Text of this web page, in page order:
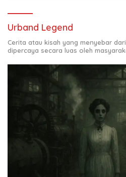
Urband Legend
Cerita atau kisah yang menyebar
dipercaya secara luas oleh